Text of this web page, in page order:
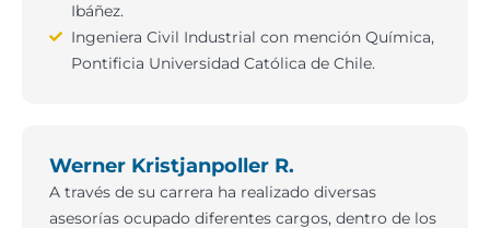
Ibáñez.
Ingeniera Civil Industrial con mención Química,
Pontificia Universidad Católica de Chile.
Werner Kristjanpoller R.
A través de su carrera ha realizado diversas
asesorías ocupado diferentes cargos, dentro de los